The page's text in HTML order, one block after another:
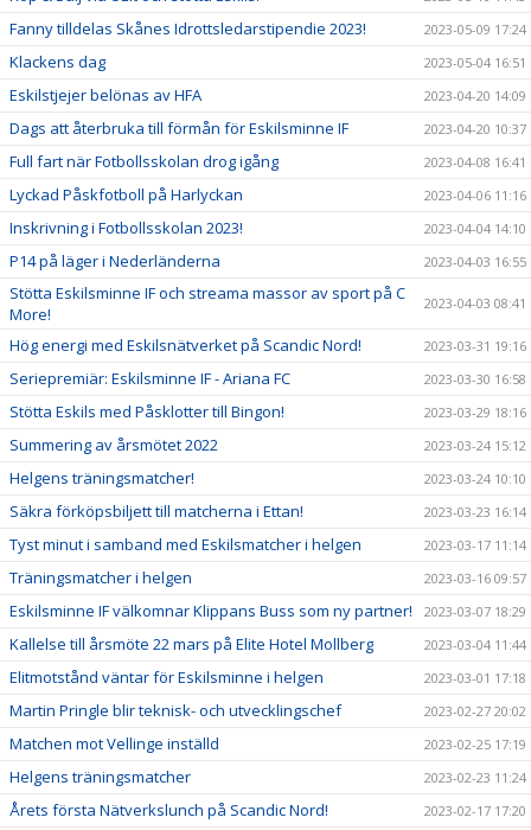
Fanny tilldelas Skånes Idrottsledarstipendie 2023! 2023-05-09 17:24
Klackens dag 2023-05-04 16:51
Eskilstjejer belönas av HFA 2023-04-20 14:09
Dags att återbruka till förmån för Eskilsminne IF 2023-04-20 10:37
Full fart när Fotbollsskolan drog igång 2023-04-08 16:41
Lyckad Påskfotboll på Harlyckan 2023-04-06 11:16
Inskrivning i Fotbollsskolan 2023! 2023-04-04 14:10
P14 på läger i Nederländerna 2023-04-03 16:55
Stötta Eskilsminne IF och streama massor av sport på C
More!
2023-04-03 08:41
Hög energi med Eskilsnätverket på Scandic Nord! 2023-03-31 19:16
Seriepremiär: Eskilsminne IF - Ariana FC 2023-03-30 16:58
Stötta Eskils med Påsklotter till Bingon! 2023-03-29 18:16
Summering av årsmötet 2022 2023-03-24 15:12
Helgens träningsmatcher! 2023-03-24 10:10
Säkra förköpsbiljett till matcherna i Ettan! 2023-03-23 16:14
Tyst minut i samband med Eskilsmatcher i helgen 2023-03-17 11:14
Träningsmatcher i helgen 2023-03-16 09:57
Eskilsminne IF välkomnar Klippans Buss som ny partner! 2023-03-07 18:29
Kallelse till årsmöte 22 mars på Elite Hotel Mollberg 2023-03-04 11:44
Elitmotstånd väntar för Eskilsminne i helgen 2023-03-01 17:18
Martin Pringle blir teknisk- och utvecklingschef 2023-02-27 20:02
Matchen mot Vellinge inställd 2023-02-25 17:19
Helgens träningsmatcher 2023-02-23 11:24
Årets första Nätverkslunch på Scandic Nord! 2023-02-17 17:20